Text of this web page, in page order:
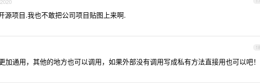
源项目.我也不敢把公司项目贴图上来啊.
18
加通用，其他的地方也可以调用，如果外部没有调用写成私有方法直接用也可以吧！